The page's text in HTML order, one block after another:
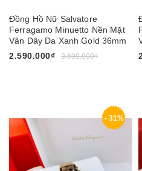
Đồng Hồ Nữ Salvatore
Ferragamo Minuetto Nền Mặt
Vân Dây Da Xanh Gold 36mm
2.590.000₫
3.690.000₫
- 31%